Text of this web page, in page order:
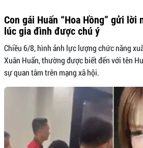
Con gái Huấn “Hoa Hồng” gửi lời
lúc gia đình được chú ý
Chiều 6/8, hình ảnh lực lượng chức năng
Xuân Huấn, thường được biết đến với tên
sự quan tâm trên mạng xã hội.